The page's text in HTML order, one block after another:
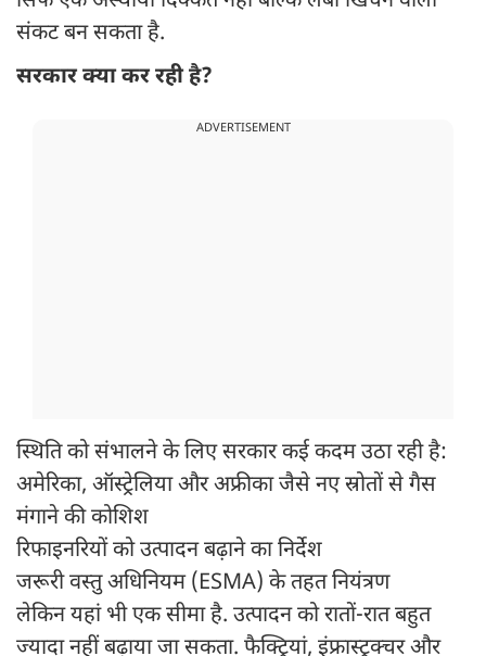
संकट बन सकता है.
सरकार क्या कर रही है?
ADVERTISEMENT
स्थिति को संभालने के लिए सरकार कई कदम उठा रही है:
अमेरिका, ऑस्ट्रेलिया और अफ्रीका जैसे नए स्रोतों से गैस
मंगाने की कोशिश
रिफाइनरियों को उत्पादन बढ़ाने का निर्देश
जरूरी वस्तु अधिनियम (ESMA) के तहत नियंत्रण
लेकिन यहां भी एक सीमा है. उत्पादन को रातों-रात बहुत
ज्यादा नहीं बढ़ाया जा सकता. फैक्ट्रियां, इंफ्रास्ट्रक्चर और